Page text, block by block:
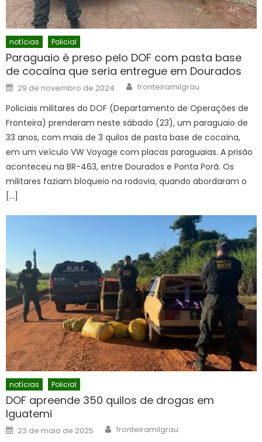
notícias Policial
Paraguaio é preso pelo DOF com pasta base
de cocaína que seria entregue em Dourados
Posted
on
29 de novembro de 2024 Author
fronteiramilgrau
Policiais militares do DOF (Departamento de Operações de
Fronteira) prenderam neste sábado (23), um paraguaio de
33 anos, com mais de 3 quilos de pasta base de cocaína,
em um veículo VW Voyage com placas paraguaias. A prisão
aconteceu na BR-463, entre Dourados e Ponta Porã. Os
militares faziam bloqueio na rodovia, quando abordaram o
[…]
notícias Policial
DOF apreende 350 quilos de drogas em
Iguatemi
Posted
on
23 de maio de 2025 Author
fronteiramilgrau